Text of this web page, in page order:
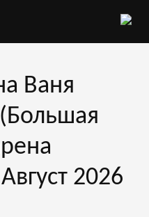
Ваня
2026